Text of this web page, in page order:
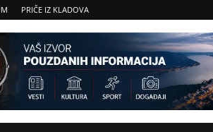
PRIČE IZ KLADOVA